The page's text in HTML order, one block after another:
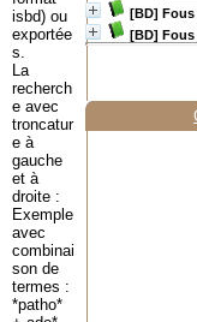
[BD] Fous
[BD] Fous
isbd) ou
exportée
s.
La
recherch
e avec
troncatur
e à
gauche
et à
droite :
Exemple
avec
combinai
son de
termes :
*patho*